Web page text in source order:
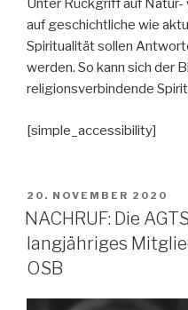
Unter Rückgriff auf
auf geschichtliche wie
Spiritualität sollen
werden. So kann sich der
religionsverbindende
[simple_accessibility]
VERÖFFENTLICHT
AM
20. NOVEMBER 2020
NACHRUF: Die
langjähriges
OSB